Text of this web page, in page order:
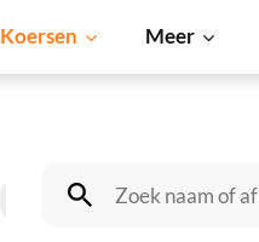
Koersen Meer
Shiba Inu Dogecoin Solana